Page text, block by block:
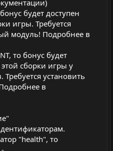
будет доступен
игры. Требуется
модуль! Подробнее в
то бонус будет
сборки игры у
установить
в
"health", то